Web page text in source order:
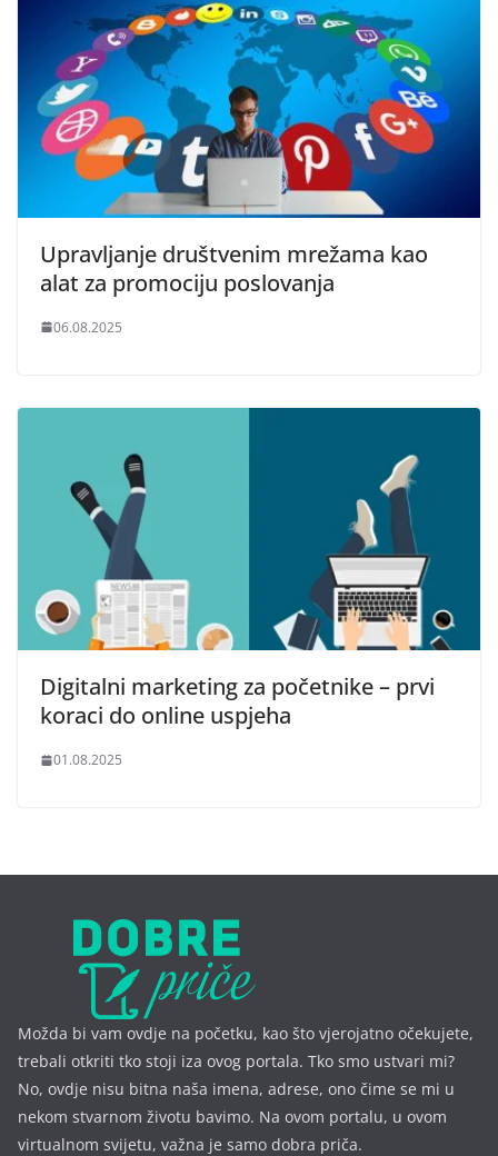
Upravljanje društvenim mrežama kao
alat za promociju poslovanja
06.08.2025
Digitalni marketing za početnike – prvi
koraci do online uspjeha
01.08.2025
Možda bi vam ovdje na početku, kao što vjerojatno očekujete,
trebali otkriti tko stoji iza ovog portala. Tko smo ustvari mi?
No, ovdje nisu bitna naša imena, adrese, ono čime se mi u
nekom stvarnom životu bavimo. Na ovom portalu, u ovom
virtualnom svijetu, važna je samo dobra priča.